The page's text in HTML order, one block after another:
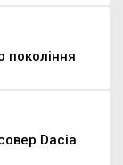
покоління
Dacia